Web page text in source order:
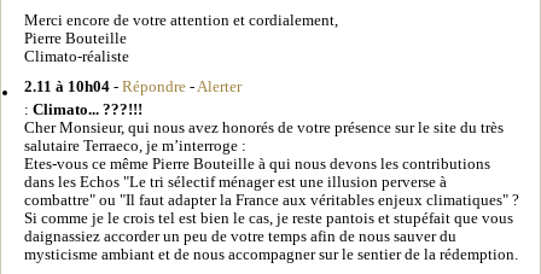
Merci encore de votre attention et cordialement,
Pierre Bouteille
Climato-réaliste
2.11 à 10h04 - Répondre - Alerter
: Climato... ???!!!
Cher Monsieur, qui nous avez honorés de votre présence sur le site du très
salutaire Terraeco, je m’interroge :
Etes-vous ce même Pierre Bouteille à qui nous devons les contributions
dans les Echos "Le tri sélectif ménager est une illusion perverse à
combattre" ou "Il faut adapter la France aux véritables enjeux climatiques" ?
Si comme je le crois tel est bien le cas, je reste pantois et stupéfait que vous
daignassiez accorder un peu de votre temps afin de nous sauver du
mysticisme ambiant et de nous accompagner sur le sentier de la rédemption.